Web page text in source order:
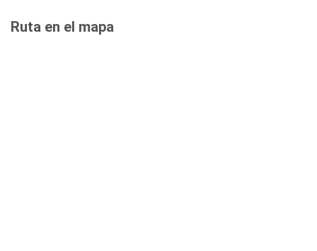
Ruta en el mapa